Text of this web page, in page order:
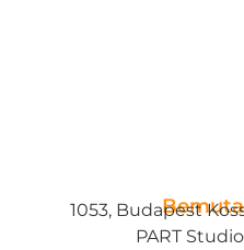
1053, Budapest
PART